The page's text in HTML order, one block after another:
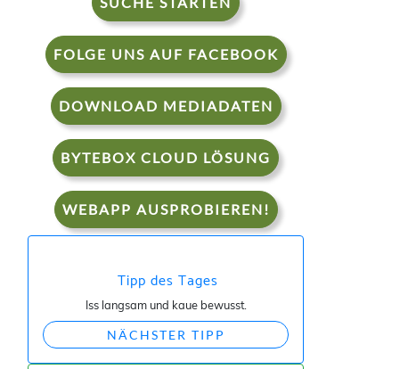
FOLGE UNS AUF FACEBOOK
DOWNLOAD MEDIADATEN
BYTEBOX CLOUD LÖSUNG
WEBAPP AUSPROBIEREN!
Tipp des Tages
Iss langsam und kaue bewusst.
NÄCHSTER TIPP